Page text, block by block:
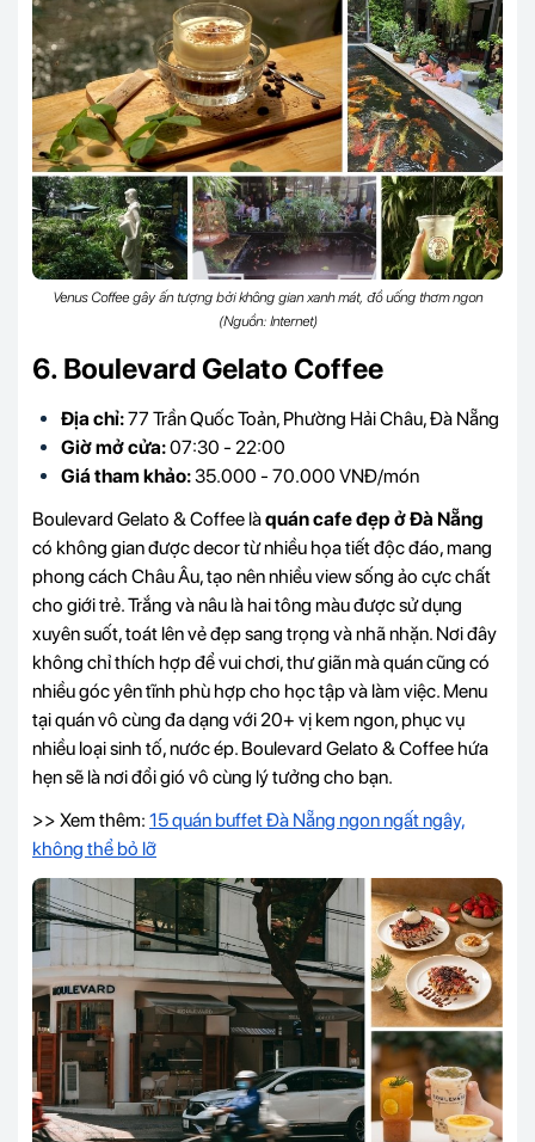
Venus Coffee gây ấn tượng bởi không gian xanh mát, đồ uống thơm ngon
(Nguồn: Internet)
6. Boulevard Gelato Coffee
Địa chỉ:77 Trần Quốc Toản, Phường Hải Châu, Đà Nẵng
Giờ mở cửa:07:30 - 22:00
Giá tham khảo:35.000 - 70.000 VNĐ/món
Boulevard Gelato & Coffee làquán cafe đẹp ở Đà Nẵng
có không gian được decor từ nhiều họa tiết độc đáo, mang
phong cách Châu Âu, tạo nên nhiều view sống ảo cực chất
cho giới trẻ. Trắng và nâu là hai tông màu được sử dụng
xuyên suốt, toát lên vẻ đẹp sang trọng và nhã nhặn. Nơi đây
không chỉ thích hợp để vui chơi, thư giãn mà quán cũng có
nhiều góc yên tĩnh phù hợp cho học tập và làm việc. Menu
tại quán vô cùng đa dạng với 20+ vị kem ngon, phục vụ
nhiều loại sinh tố, nước ép. Boulevard Gelato & Coffee hứa
hẹn sẽ là nơi đổi gió vô cùng lý tưởng cho bạn.
>> Xem thêm: 15 quán buffet Đà Nẵng ngon ngất ngây,
không thể bỏ lỡ